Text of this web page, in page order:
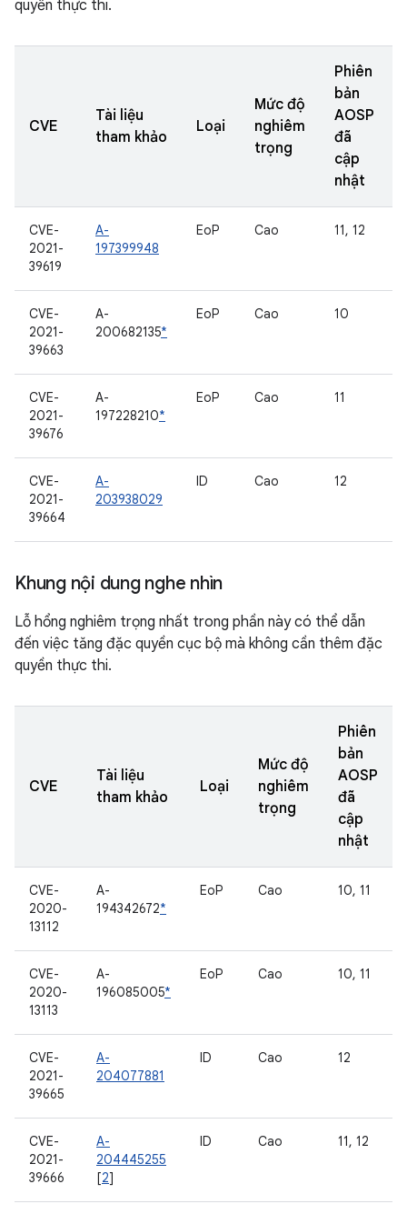
quyền thực thi.
CVE
Tài liệu
tham khảo
Loại
Mức độ
nghiêm
trọng
Phiên
bản
AOSP
đã
cập
nhật
CVE-
2021-
39619
A-
197399948
EoP Cao 11, 12
CVE-
2021-
39663
A-
200682135*
EoP Cao 10
CVE-
2021-
39676
A-
197228210*
EoP Cao 11
CVE-
2021-
39664
A-
203938029
ID Cao 12
Khung nội dung nghe nhìn
Lỗ hổng nghiêm trọng nhất trong phần này có thể dẫn
đến việc tăng đặc quyền cục bộ mà không cần thêm đặc
quyền thực thi.
CVE
Tài liệu
tham khảo
Loại
Mức độ
nghiêm
trọng
Phiên
bản
AOSP
đã
cập
nhật
CVE-
2020-
13112
A-
194342672*
EoP Cao 10, 11
CVE-
2020-
13113
A-
196085005*
EoP Cao 10, 11
CVE-
2021-
39665
A-
204077881
ID Cao 12
CVE-
2021-
39666
A-
204445255
[2]
ID Cao 11, 12